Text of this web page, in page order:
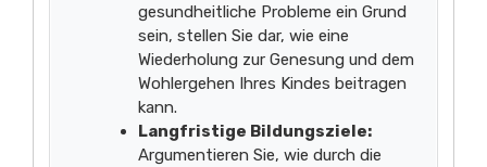
gesundheitliche Probleme ein Grund
sein, stellen Sie dar, wie eine
Wiederholung zur Genesung und dem
Wohlergehen Ihres Kindes beitragen
kann.
Langfristige Bildungsziele:
Argumentieren Sie, wie durch die